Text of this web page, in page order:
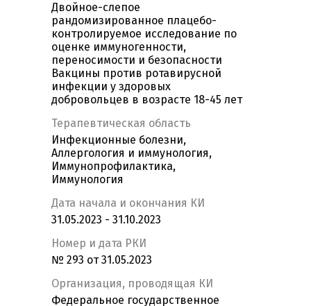
Двойное-слепое
рандомизированное плацебо-
контролируемое исследование по
оценке иммуногенности,
переносимости и безопасности
Вакцины против ротавирусной
инфекции у здоровых
добровольцев в возрасте 18-45 лет
Терапевтическая область
Инфекционные болезни,
Аллергология и иммунология,
Иммунопрофилактика,
Иммунология
Дата начала и окончания КИ
31.05.2023 - 31.10.2023
Номер и дата РКИ
№ 293 от 31.05.2023
Организация, проводящая КИ
Федеральное государственное